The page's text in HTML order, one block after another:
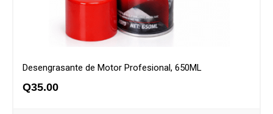
Desengrasante de Motor Profesional, 650ML
Q35.00